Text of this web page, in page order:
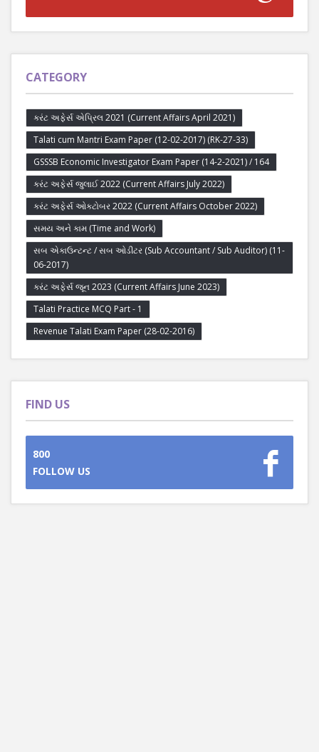
CATEGORY
કરંટ અફેર્સ એપ્રિલ 2021 (Current Affairs April 2021)
Talati cum Mantri Exam Paper (12-02-2017) (RK-27-33)
GSSSB Economic Investigator Exam Paper (14-2-2021) / 164
કરંટ અફેર્સ જુલાઈ 2022 (Current Affairs July 2022)
કરંટ અફેર્સ ઓક્ટોબર 2022 (Current Affairs October 2022)
સમય અને કામ (Time and Work)
સબ એકાઉન્ટન્ટ / સબ ઓડીટર (Sub Accountant / Sub Auditor) (11-
06-2017)
કરંટ અફેર્સ જૂન 2023 (Current Affairs June 2023)
Talati Practice MCQ Part - 1
Revenue Talati Exam Paper (28-02-2016)
FIND US
800
FOLLOW US